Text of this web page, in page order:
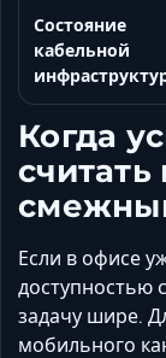
Состояние
кабельной
Когда
считать
Если в офисе
доступностью
задачу шире.
мобильного